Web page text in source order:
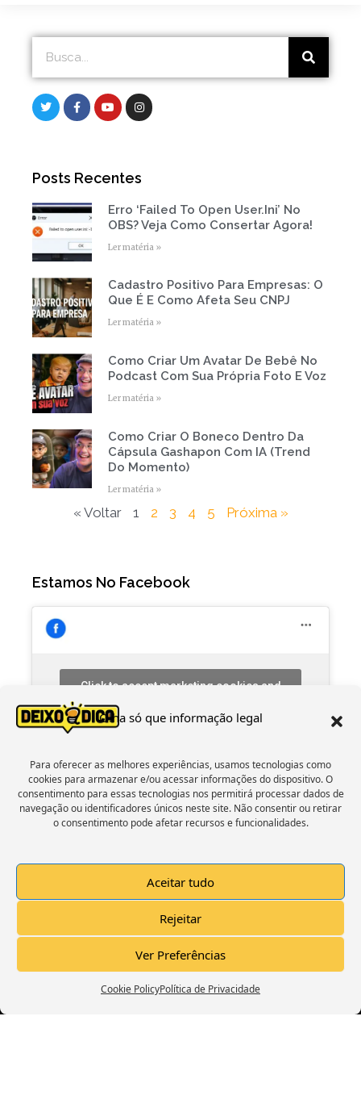
Olha só que informação legal
Para oferecer as melhores experiências, usamos tecnologias como
cookies para armazenar e/ou acessar informações do dispositivo. O
consentimento para essas tecnologias nos permitirá processar dados de
navegação ou identificadores únicos neste site. Não consentir ou retirar
o consentimento pode afetar recursos e funcionalidades.
Aceitar tudo
Rejeitar
Ver Preferências
Cookie PolicyPolítica de Privacidade
Search Search
T
w
i
F
a
c
k
f
Y
o
u
I
n
s
a
Posts Recentes
Erro ‘Failed To Open User.ini’ No
OBS? Veja Como Consertar Agora!
Ler matéria »
Cadastro Positivo Para Empresas: O
Que É E Como Afeta Seu CNPJ
Ler matéria »
Como Criar Um Avatar De Bebê No
Podcast Com Sua Própria Foto E Voz
Ler matéria »
Como Criar O Boneco Dentro Da
Cápsula Gashapon Com IA (Trend
Do Momento)
Ler matéria »
« Voltar
Page
1
Page
2
Page
3
Page
4
Page
5 Próxima »
Estamos No Facebook
Click to accept marketing cookies and
Click to accept marketing cookies and
enable this content